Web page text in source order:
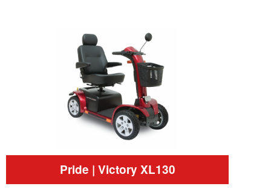
Pride | Victory XL130